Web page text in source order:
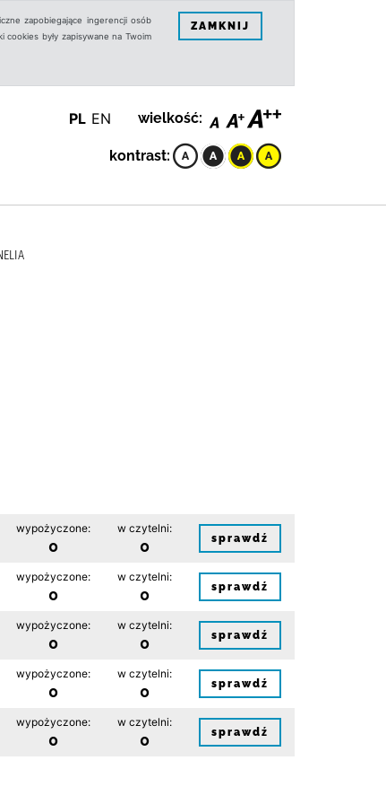
zapobiegające ingerencji osób
były zapisywane na Twoim
ZAMKNIJ
PL EN wielkość:
kontrast:
wypożyczone:
0
w czytelni:
0 sprawdź
wypożyczone:
0
w czytelni:
0 sprawdź
wypożyczone:
0
w czytelni:
0 sprawdź
wypożyczone:
0
w czytelni:
0 sprawdź
wypożyczone:
0
w czytelni:
0 sprawdź